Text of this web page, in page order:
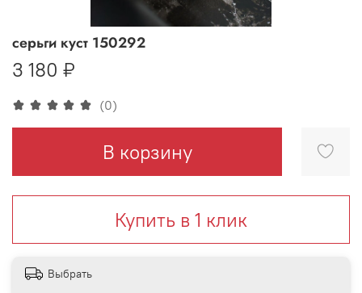
(0)
серьги куст 150292
3 180 ₽
В корзину
Купить в 1 клик
Выбрать